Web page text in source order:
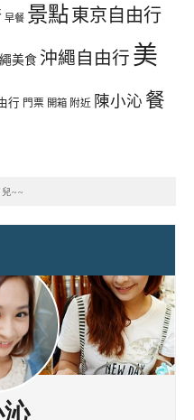
早餐 景點東京自由行
美食 沖繩自由行 美
行 門票 開箱 附近 陳小沁 餐
~~